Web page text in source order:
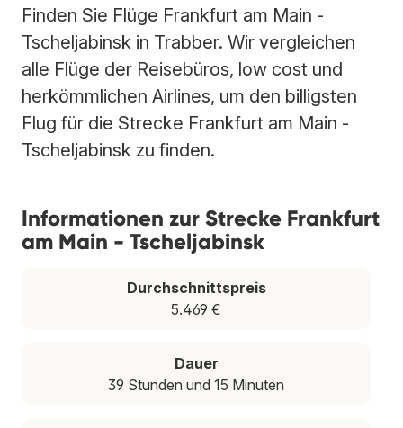
Finden Sie Flüge Frankfurt am Main -
Tscheljabinsk in Trabber. Wir vergleichen
alle Flüge der Reisebüros, low cost und
herkömmlichen Airlines, um den billigsten
Flug für die Strecke Frankfurt am Main -
Tscheljabinsk zu finden.
Informationen zur Strecke Frankfurt
am Main - Tscheljabinsk
Durchschnittspreis
5.469 €
Dauer
39 Stunden und 15 Minuten